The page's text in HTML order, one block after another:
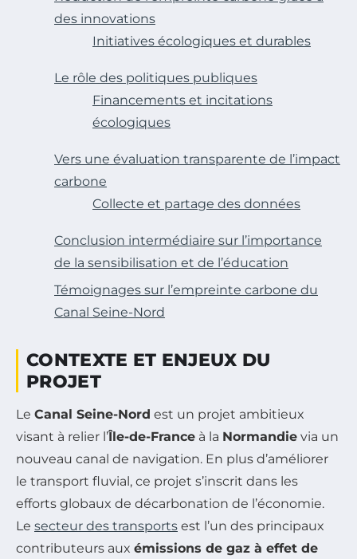
des innovations
Initiatives écologiques et durables
Le rôle des politiques publiques
Financements et incitations
écologiques
Vers une évaluation transparente de l’impact
carbone
Collecte et partage des données
Conclusion intermédiaire sur l’importance
de la sensibilisation et de l’éducation
Témoignages sur l’empreinte carbone du
Canal Seine-Nord
CONTEXTE ET ENJEUX DU
PROJET
Le Canal Seine-Nord est un projet ambitieux
visant à relier l’Île-de-France à la Normandie via un
nouveau canal de navigation. En plus d’améliorer
le transport fluvial, ce projet s’inscrit dans les
efforts globaux de décarbonation de l’économie.
Le secteur des transports est l’un des principaux
contributeurs aux émissions de gaz à effet de